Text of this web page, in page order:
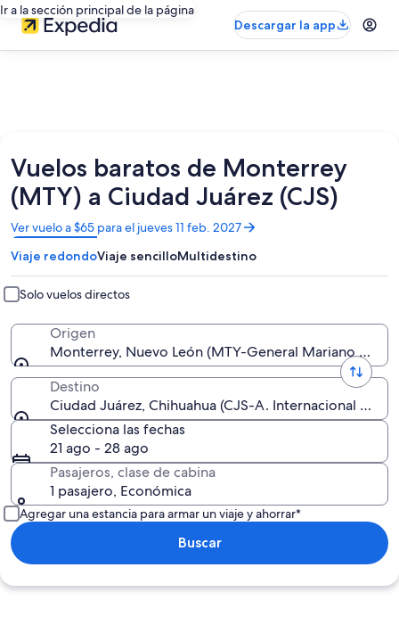
Ir a la sección principal de la página
Descargar la app
Vuelos baratos de Monterrey
(MTY) a Ciudad Juárez (CJS)
Ver vuelo a $65 para el jueves 11 feb. 2027
Se
abrirá
en
una
nueva
ventana
Viaje redondoViaje sencilloMultidestino
Solo vuelos directos
Origen
Monterrey, Nuevo León (MTY-General Mariano
Destino
Ciudad Juárez, Chihuahua (CJS-A. Internacional
Selecciona las fechas
21 ago - 28 ago
Pasajeros, clase de cabina
1 pasajero, Económica
Agregar una estancia para armar un viaje y ahorrar*
Buscar